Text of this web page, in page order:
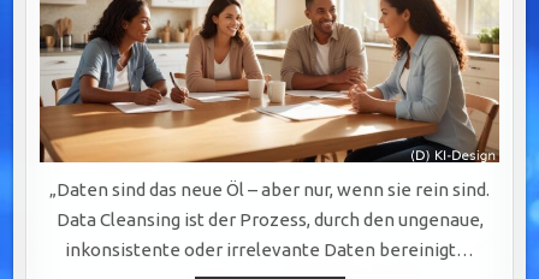
„Daten sind das neue Öl – aber nur, wenn sie rein sind.
Data Cleansing ist der Prozess, durch den ungenaue,
inkonsistente oder irrelevante Daten bereinigt…